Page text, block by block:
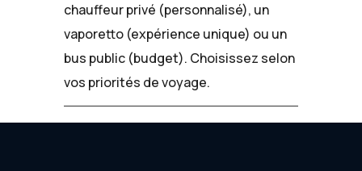
chauffeur privé (personnalisé), un
vaporetto (expérience unique) ou un
bus public (budget). Choisissez selon
vos priorités de voyage.